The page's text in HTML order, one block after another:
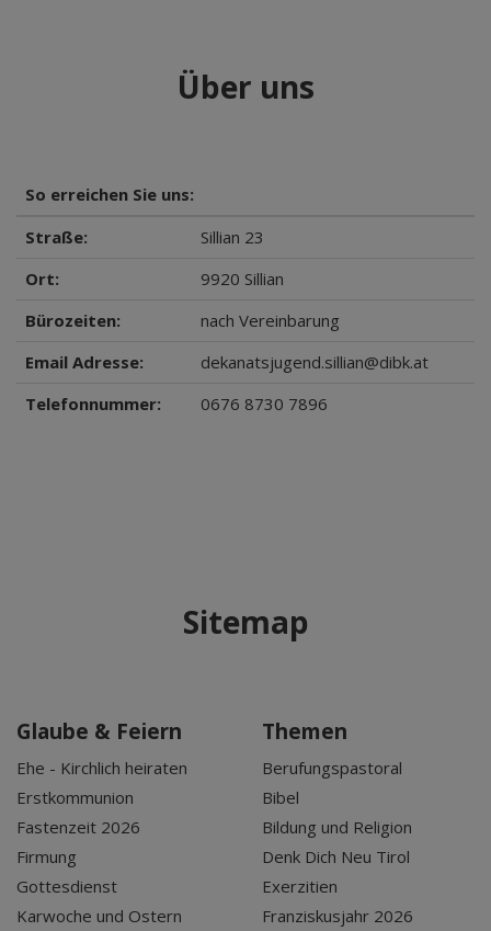
Über uns
So erreichen Sie uns:
Straße:
Sillian 23
Ort:
9920 Sillian
Bürozeiten:
nach Vereinbarung
Email Adresse:
dekanatsjugend.sillian@dibk.at
Telefonnummer:
0676 8730 7896
Sitemap
Glaube & Feiern
Ehe - Kirchlich heiraten
Erstkommunion
Fastenzeit 2026
Firmung
Gottesdienst
Karwoche und Ostern
Themen
Berufungspastoral
Bibel
Bildung und Religion
Denk Dich Neu Tirol
Exerzitien
Franziskusjahr 2026